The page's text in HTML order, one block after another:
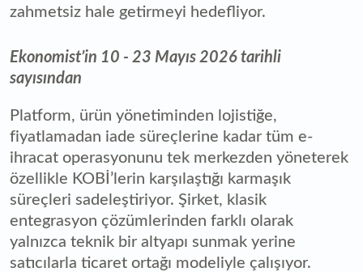
zahmetsiz hale getirmeyi hedefliyor.
Ekonomist’in 10 - 23 Mayıs 2026 tarihli
sayısından
Platform, ürün yönetiminden lojistiğe,
fiyatlamadan iade süreçlerine kadar tüm e-
ihracat operasyonunu tek merkezden yöneterek
özellikle KOBİ’lerin karşılaştığı karmaşık
süreçleri sadeleştiriyor. Şirket, klasik
entegrasyon çözümlerinden farklı olarak
yalnızca teknik bir altyapı sunmak yerine
satıcılarla ticaret ortağı modeliyle çalışıyor.